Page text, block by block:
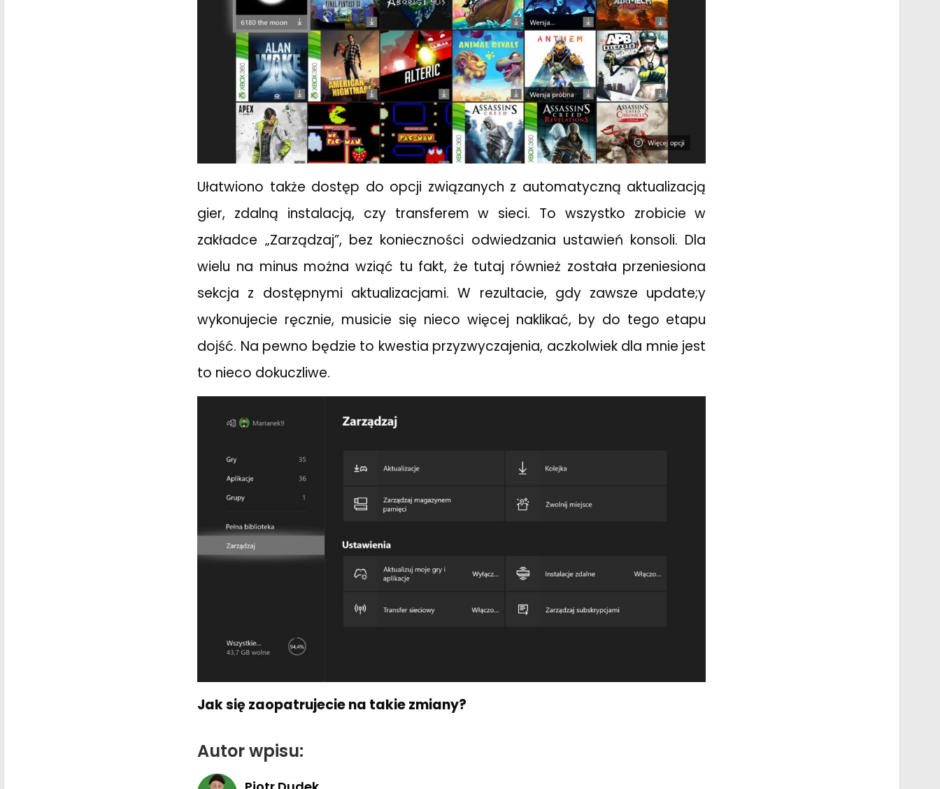
Ułatwiono także dostęp do opcji związanych z automatyczną aktualizacją
gier, zdalną instalacją, czy transferem w sieci. To wszystko zrobicie w
zakładce „Zarządzaj”, bez konieczności odwiedzania ustawień konsoli. Dla
wielu na minus można wziąć tu fakt, że tutaj również została przeniesiona
sekcja z dostępnymi aktualizacjami. W rezultacie, gdy zawsze update;y
wykonujecie ręcznie, musicie się nieco więcej naklikać, by do tego etapu
dojść. Na pewno będzie to kwestia przyzwyczajenia, aczkolwiek dla mnie jest
to nieco dokuczliwe.
Jak się zaopatrujecie na takie zmiany?
Autor wpisu: